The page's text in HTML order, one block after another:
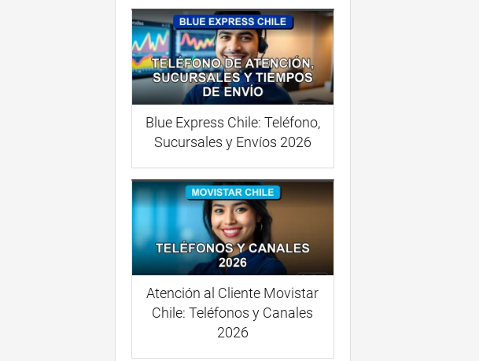
Blue Express Chile: Teléfono,
Sucursales y Envíos 2026
Atención al Cliente Movistar
Chile: Teléfonos y Canales
2026